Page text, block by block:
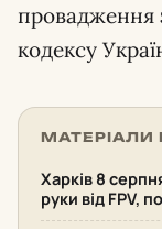
провадження
кодексу
МАТЕРІАЛИ
Харків 8
руки від FPV,